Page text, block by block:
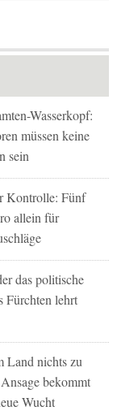
Wasserkopf:
müssen keine
sein
Kontrolle: Fünf
allein für
das politische
Fürchten lehrt
Land nichts zu
bekommt
Wucht